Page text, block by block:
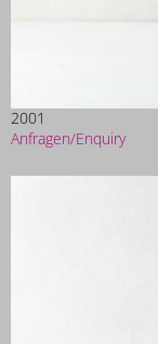
2001
Anfragen/Enquiry